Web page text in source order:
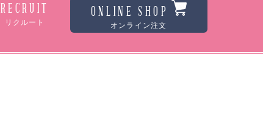
RECRUIT
リクルート
ONLINE SHOP
オンライン注文